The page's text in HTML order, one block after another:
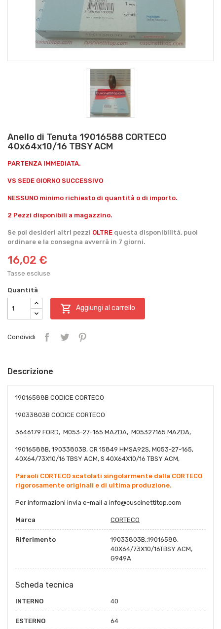
Anello di Tenuta 19016588 CORTECO
40x64x10/16 TBSY ACM
PARTENZA IMMEDIATA.
VS SEDE GIORNO SUCCESSIVO
NESSUNO minimo richiesto di quantità o di importo.
2 Pezzi disponibili a magazzino.
Se poi desideri altri pezzi OLTRE questa disponibilità, puoi
ordinare e la consegna avverrà in 7 giorni.
16,02 €
Tasse escluse
Quantità
 Aggiungi al carrello
Condividi
Descrizione
19016588B CODICE CORTECO
19033803B CODICE CORTECO
3646179 FORD, M053-27-165 MAZDA, M05327165 MAZDA,
19016588B, 19033803B, CR 15849 HMSA92S, M053-27-165,
40X64/73X10/16 TBSY ACM, S 40X64X10/16 TBSY ACM,
Paraoli CORTECO scatolati singolarmente dalla CORTECO
rigorosamente originali e di ultima produzione.
Per informazioni invia e-mail a info@cuscinettitop.com
Marca CORTECO
Riferimento
19033803B,,19016588,
40X64/73X10/16TBSY ACM,
G949A
Scheda tecnica
INTERNO 40
ESTERNO 64